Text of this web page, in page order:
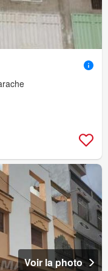
Voir la photo